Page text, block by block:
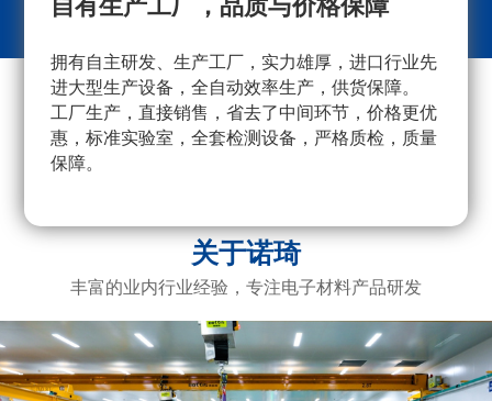
自有生产工厂，品质与价格保障
拥有自主研发、生产工厂，实力雄厚，进口行业先
进大型生产设备，全自动效率生产，供货保障。
工厂生产，直接销售，省去了中间环节，价格更优
惠，标准实验室，全套检测设备，严格质检，质量
保障。
采
关于诺琦
丰富的业内行业经验，专注电子材料产品研发